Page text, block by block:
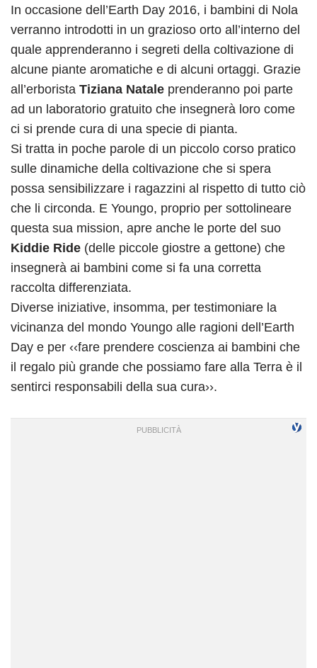
In occasione dell’Earth Day 2016, i bambini di Nola
verranno introdotti in un grazioso orto all’interno del
quale apprenderanno i segreti della coltivazione di
alcune piante aromatiche e di alcuni ortaggi. Grazie
all’erborista Tiziana Natale prenderanno poi parte
ad un laboratorio gratuito che insegnerà loro come
ci si prende cura di una specie di pianta.
Si tratta in poche parole di un piccolo corso pratico
sulle dinamiche della coltivazione che si spera
possa sensibilizzare i ragazzini al rispetto di tutto ciò
che li circonda. E Youngo, proprio per sottolineare
questa sua mission, apre anche le porte del suo
Kiddie Ride (delle piccole giostre a gettone) che
insegnerà ai bambini come si fa una corretta
raccolta differenziata.
Diverse iniziative, insomma, per testimoniare la
vicinanza del mondo Youngo alle ragioni dell’Earth
Day e per ‹‹fare prendere coscienza ai bambini che
il regalo più grande che possiamo fare alla Terra è il
sentirci responsabili della sua cura››.